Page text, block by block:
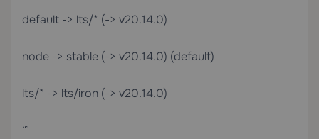
default -> lts/* (-> v20.14.0)
node -> stable (-> v20.14.0) (default)
lts/* -> lts/iron (-> v20.14.0)
“`